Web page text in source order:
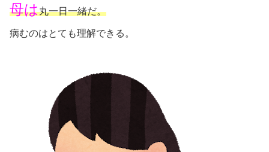
母は丸一日一緒だ。
病むのはとても理解できる。